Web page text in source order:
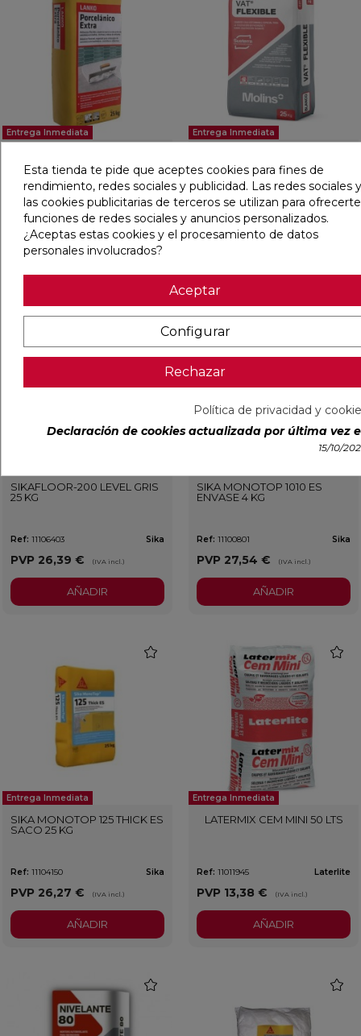
Entrega Inmediata
EXTRA GRIS 25 KG
Ref: 11050112 Sika
PVP11,72 €
AÑADIR
Entrega Inmediata
Ref: 11011402 Molins
PVP18,98 € (IVA incl.)
SIKAFLOOR-200 LEVEL GRIS
25 KG
Ref: 11106403 Sika
PVP 26,39 € (IVA incl.)
favorite
AÑADIR
SIKA MONOTOP 1010 ES
ENVASE 4 KG
Ref: 11100801 Sika
PVP 27,54 € (IVA incl.)
AÑADIR
Entrega Inmediata
SIKA MONOTOP 125 THICK ES
SACO 25 KG
Ref: 11104150 Sika
PVP 26,27 € (IVA incl.)
AÑADIR
Entrega Inmediata
LATERMIX CEM MINI 50 LTS
Ref: 11011945 Laterlite
PVP 13,38 € (IVA incl.)
AÑADIR
Esta tienda te pide que aceptes cookies para fines de
rendimiento, redes sociales y publicidad. Las redes sociales y
las cookies publicitarias de terceros se utilizan para ofrecerte
funciones de redes sociales y anuncios personalizados.
¿Aceptas estas cookies y el procesamiento de datos
personales involucrados?
Aceptar
Configurar
Rechazar
Política de privacidad y
Declaración de cookies actualizada por última vez
15/10/